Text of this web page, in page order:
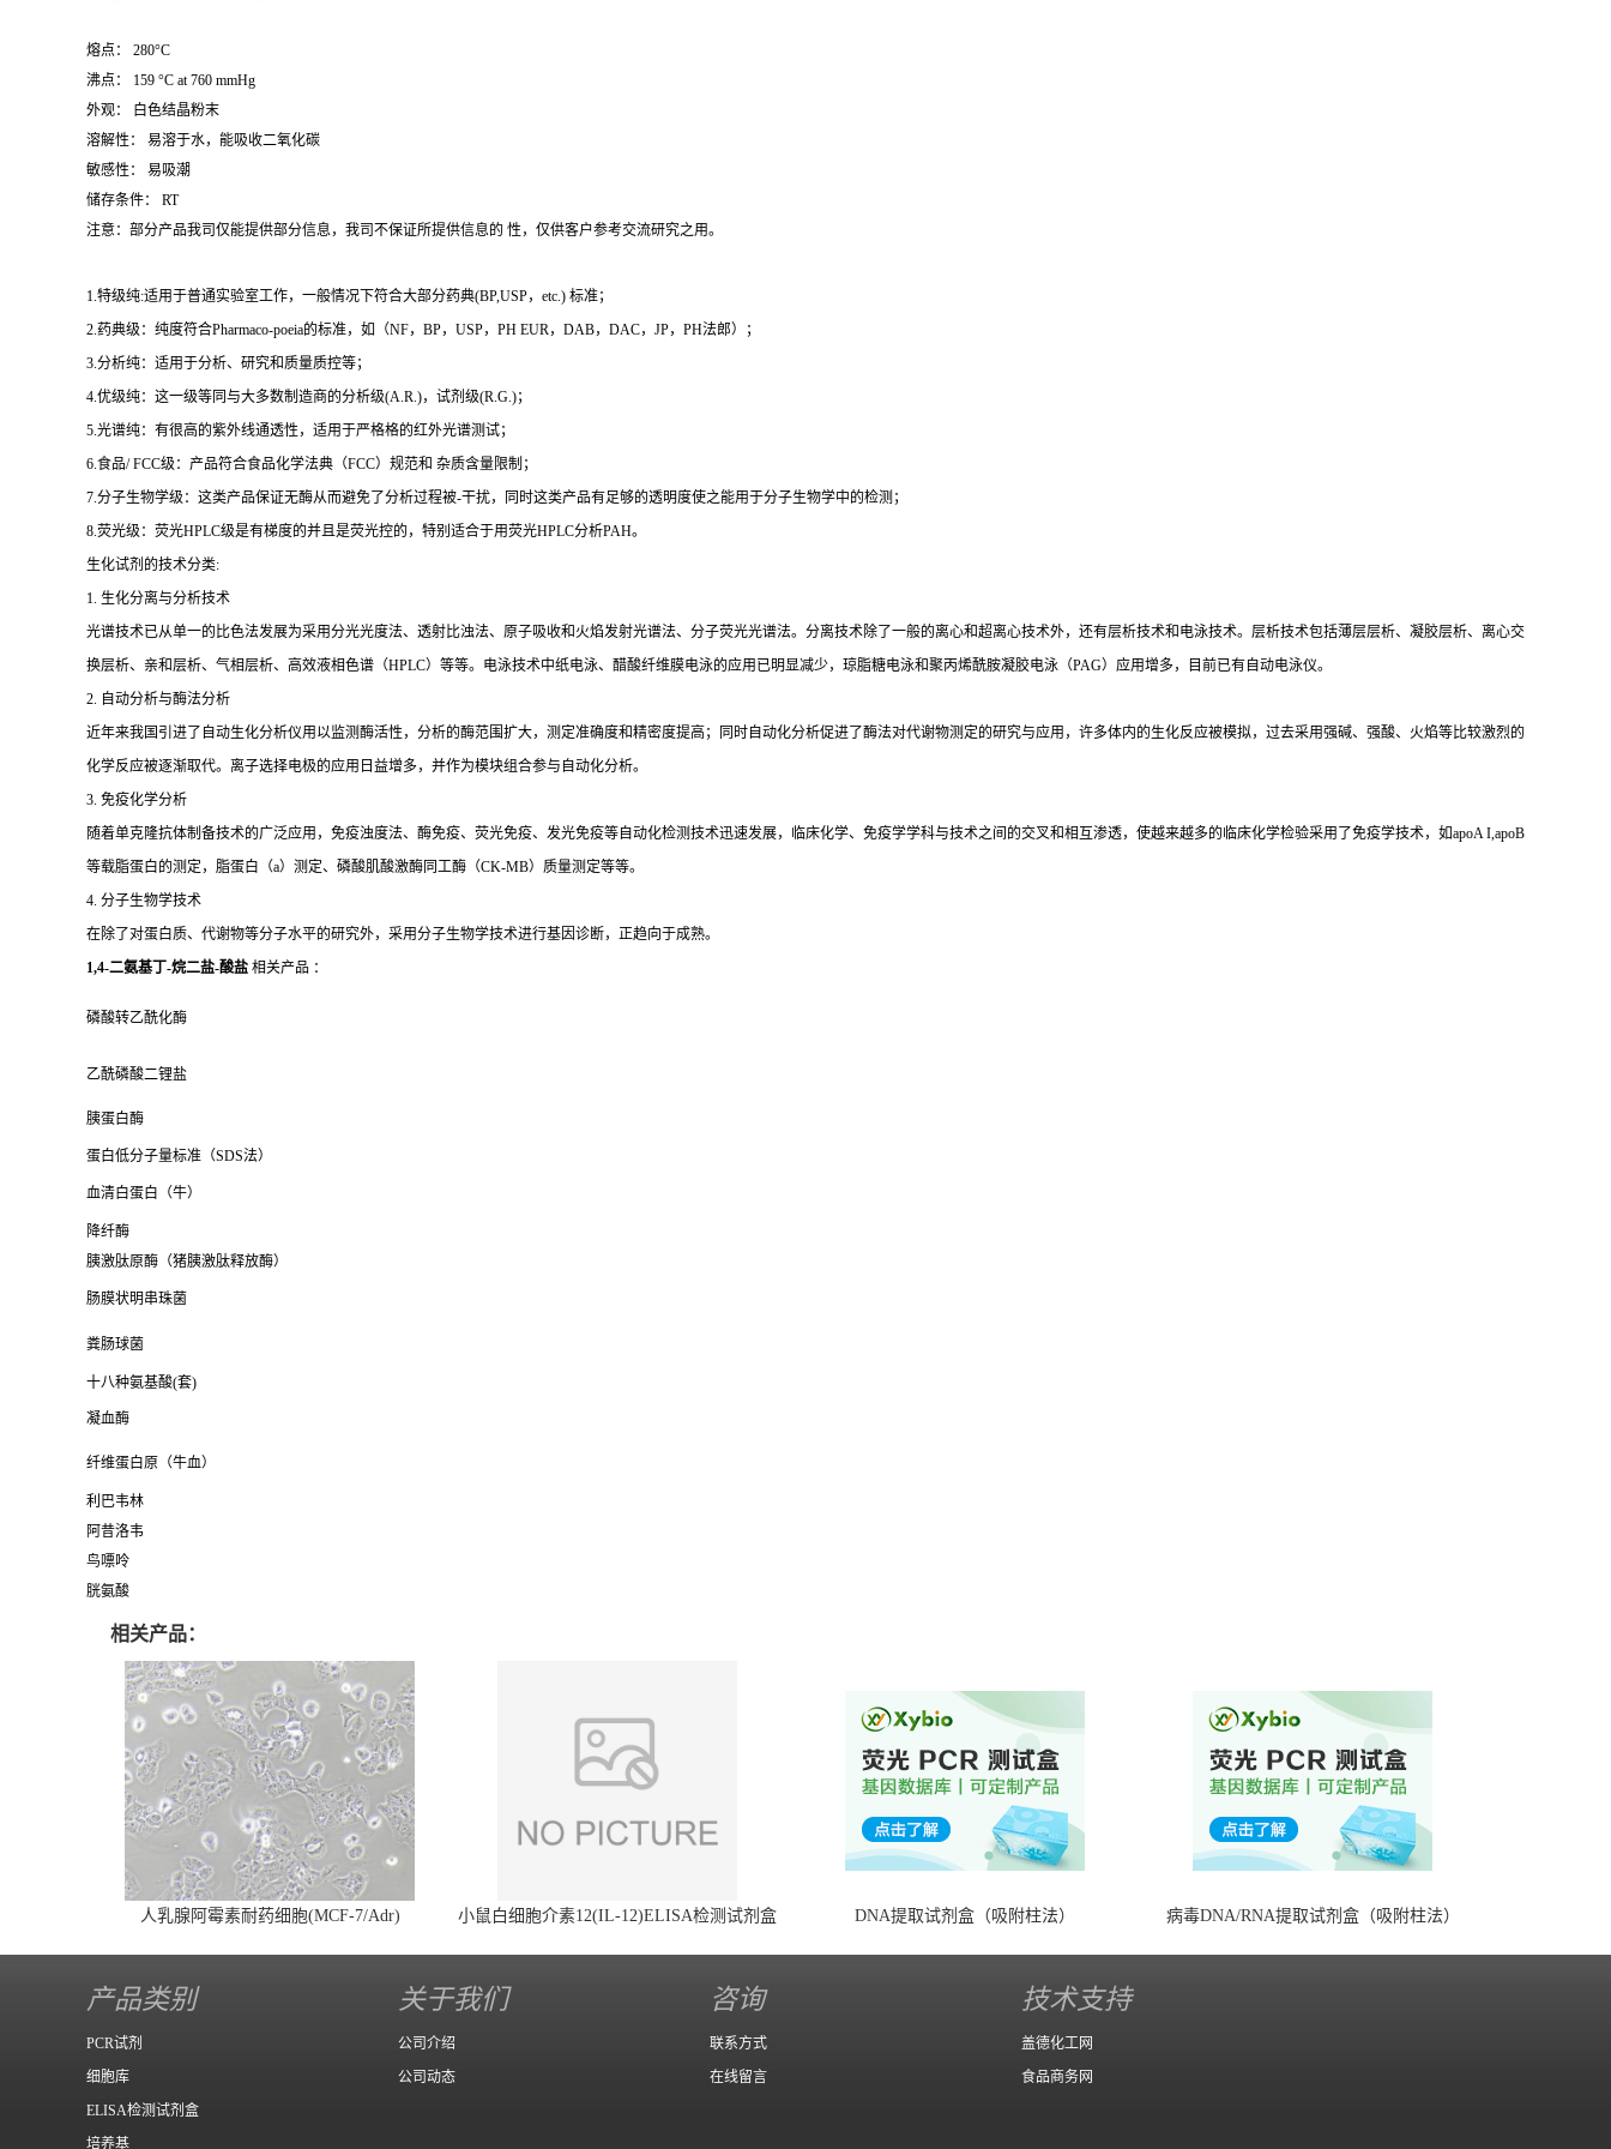
熔点： 280°C
沸点： 159 °C at 760 mmHg
外观： 白色结晶粉末
溶解性： 易溶于水，能吸收二氧化碳
敏感性： 易吸潮
储存条件： RT
注意：部分产品我司仅能提供部分信息，我司不保证所提供信息的 性，仅供客户参考交流研究之用。
1.特级纯:适用于普通实验室工作，一般情况下符合大部分药典(BP,USP，etc.) 标准；
2.药典级：纯度符合Pharmaco-poeia的标准，如（NF，BP，USP，PH EUR，DAB，DAC，JP，PH法郎）；
3.分析纯：适用于分析、研究和质量质控等；
4.优级纯：这一级等同与大多数制造商的分析级(A.R.)，试剂级(R.G.)；
5.光谱纯：有很高的紫外线通透性，适用于严格格的红外光谱测试；
6.食品/ FCC级：产品符合食品化学法典（FCC）规范和 杂质含量限制；
7.分子生物学级：这类产品保证无酶从而避免了分析过程被-干扰，同时这类产品有足够的透明度使之能用于分子生物学中的检测；
8.荧光级：荧光HPLC级是有梯度的并且是荧光控的，特别适合于用荧光HPLC分析PAH。
生化试剂的技术分类:
1. 生化分离与分析技术
光谱技术已从单一的比色法发展为采用分光光度法、透射比浊法、原子吸收和火焰发射光谱法、分子荧光光谱法。分离技术除了一般的离心和超离心技术外，还有层析技术和电泳技术。层析技术包括薄层层析、凝胶层析、离心交
换层析、亲和层析、气相层析、高效液相色谱（HPLC）等等。电泳技术中纸电泳、醋酸纤维膜电泳的应用已明显减少，琼脂糖电泳和聚丙烯酰胺凝胶电泳（PAG）应用增多，目前已有自动电泳仪。
2. 自动分析与酶法分析
近年来我国引进了自动生化分析仪用以监测酶活性，分析的酶范围扩大，测定准确度和精密度提高；同时自动化分析促进了酶法对代谢物测定的研究与应用，许多体内的生化反应被模拟，过去采用强碱、强酸、火焰等比较激烈的
化学反应被逐渐取代。离子选择电极的应用日益增多，并作为模块组合参与自动化分析。
3. 免疫化学分析
随着单克隆抗体制备技术的广泛应用，免疫浊度法、酶免疫、荧光免疫、发光免疫等自动化检测技术迅速发展，临床化学、免疫学学科与技术之间的交叉和相互渗透，使越来越多的临床化学检验采用了免疫学技术，如apoA I,apoB
等载脂蛋白的测定，脂蛋白（a）测定、磷酸肌酸激酶同工酶（CK-MB）质量测定等等。
4. 分子生物学技术
在除了对蛋白质、代谢物等分子水平的研究外，采用分子生物学技术进行基因诊断，正趋向于成熟。
1,4-二氨基丁-烷二盐-酸盐 相关产品 ：
磷酸转乙酰化酶
乙酰磷酸二锂盐
胰蛋白酶
蛋白低分子量标准（SDS法）
血清白蛋白（牛）
降纤酶
胰激肽原酶（猪胰激肽释放酶）
肠膜状明串珠菌
粪肠球菌
十八种氨基酸(套)
凝血酶
纤维蛋白原（牛血）
利巴韦林
阿昔洛韦
鸟嘌呤
胱氨酸
相关产品：
人乳腺阿霉素耐药细胞(MCF-7/Adr) 小鼠白细胞介素12(IL-12)ELISA检测试剂盒 DNA提取试剂盒（吸附柱法） 病毒DNA/RNA提取试剂盒（吸附柱法）
产品类别
PCR试剂
细胞库
ELISA检测试剂盒
培养基
关于我们
公司介绍
公司动态
咨询
联系方式
在线留言
技术支持
盖德化工网
食品商务网